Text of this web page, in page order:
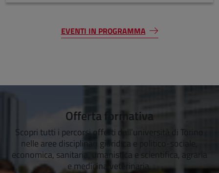
EVENTI IN PROGRAMMA
Offerta formativa
Scopri tutti i percorsi offerti dall’università di Torino
nelle aree disciplinari giuridica e politico-sociale,
economica, sanitaria, umanistica e scientifica, agraria
e medicina veterinaria.